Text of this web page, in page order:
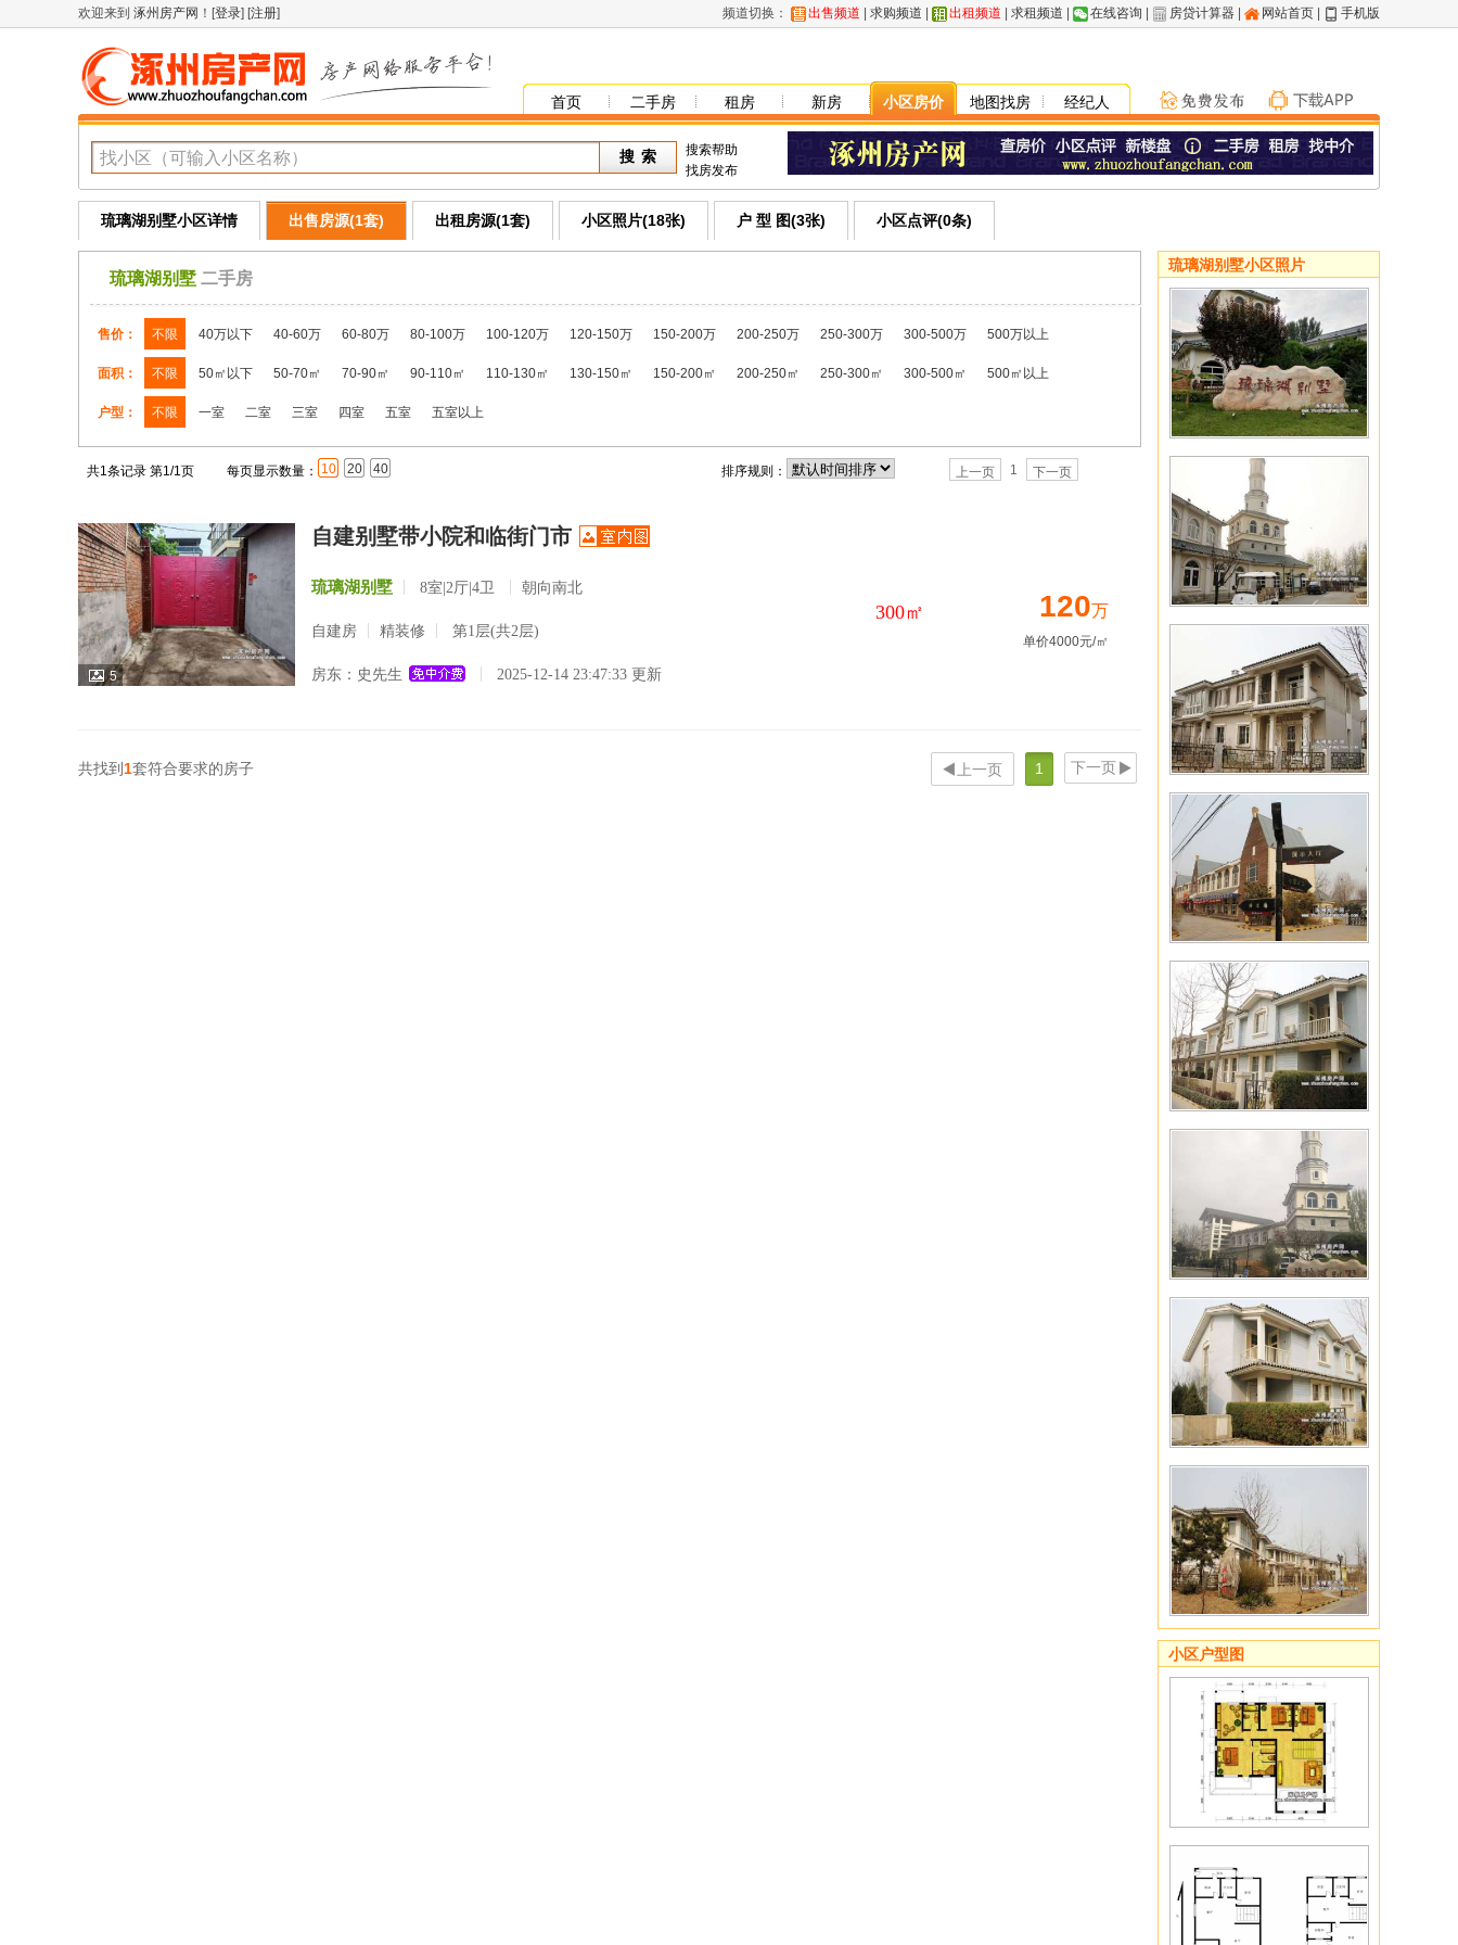
欢迎来到 涿州房产网 ！[登录] [注册] 频道切换： 出售频道 求购频道 出租频道 求租频道 在线咨询 房贷计算器 网站首页 手机版
首页 二手房 租房 新房 小区房价 地图找房 经纪人
搜索帮助
找房发布
琉璃湖别墅小区详情 出售房源(1套) 出租房源(1套) 小区照片(18张) 户 型 图(3张) 小区点评(0条)
琉璃湖别墅 二手房
售价： 不限 40万以下 40-60万 60-80万 80-100万 100-120万 120-150万 150-200万 200-250万 250-300万 300-500万 500万以上
面积： 不限 50㎡以下 50-70㎡ 70-90㎡ 90-110㎡ 110-130㎡ 130-150㎡ 150-200㎡ 200-250㎡ 250-300㎡ 300-500㎡ 500㎡以上
户型： 不限 一室 二室 三室 四室 五室 五室以上
共1条记录 第1/1页 每页显示数量： 10 20 40 排序规则： 上一页 1 下一页
5
自建别墅带小院和临街门市
琉璃湖别墅 8室|2厅|4卫 朝向南北
自建房 精装修 第1层(共2层)
房东：史先生 2025-12-14 23:47:33 更新
300㎡ 120万
单价4000元/㎡
共找到 1套符合要求的房子 上一页 1 下一页
琉璃湖别墅小区照片
小区户型图